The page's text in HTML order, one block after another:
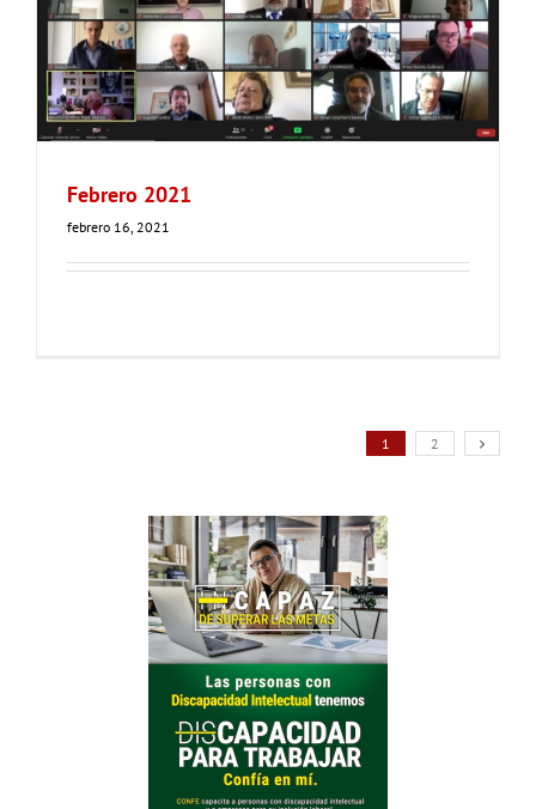
Febrero 2021
febrero 16, 2021
1 2